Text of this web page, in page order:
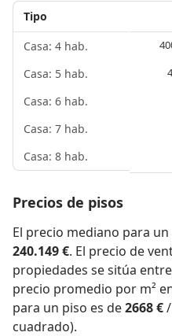
Tipo
Casa: 4 hab.
Casa: 5 hab.
Casa: 6 hab.
Casa: 7 hab.
Casa: 8 hab.
Precios de pisos
El precio mediano para
240.149 €. El precio de
propiedades se sitúa entre
precio promedio por m²
para un piso es de2668 €
cuadrado).